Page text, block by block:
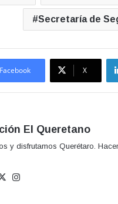
Secretaría de
Facebook X
El Queretano
y disfrutamos Querétaro.
X